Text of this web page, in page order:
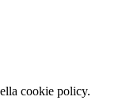
cookie policy.